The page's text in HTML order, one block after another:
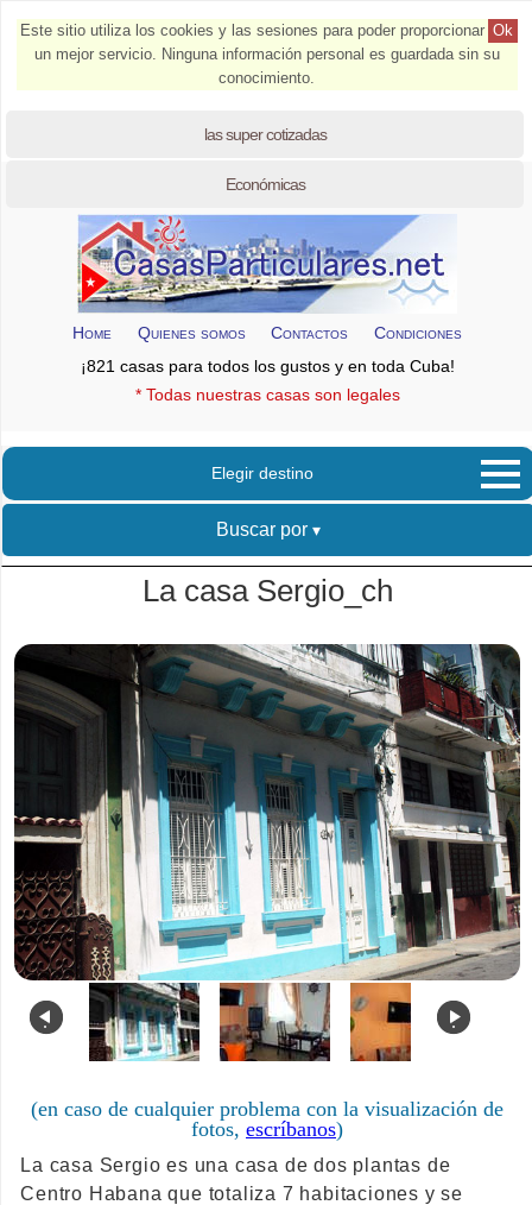
Ok
Este sitio utiliza los cookies y las sesiones para poder proporcionar
un mejor servicio. Ninguna información personal es guardada sin su
conocimiento.
las super cotizadas
Económicas
Home Quienes somos Contactos
Condiciones
¡821 casas para todos los gustos y en toda Cuba!
* Todas nuestras casas son legales
Elegir destino
Buscar por
La casa Sergio_ch
. .
(en caso de cualquier problema con la visualización de
fotos, escríbanos)
La casa Sergio es una casa de dos plantas de
Centro Habana que totaliza 7 habitaciones y se